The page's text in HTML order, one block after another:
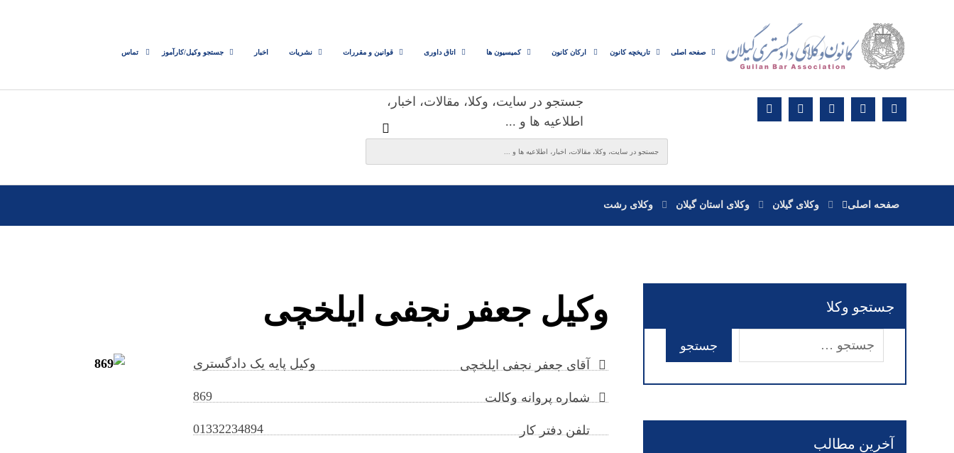
صفحه اصلی تاریخچه کانون ارکان کانون کمیسیون ها اتاق داوری قوانین و مقررات نشریات اخبار جستجو وکیل/کارآموز تماس
جستجو در سایت، وکلا، مقالات، اخبار،
اطلاعیه ها و ...
صفحه اصلی وکلای گیلان وکلای استان گیلان وکلای رشت
وکیل جعفر نجفی ایلخچی
آقای جعفر نجفی ایلخچی وکیل پایه یک دادگستری
شماره پروانه وکالت 869
تلفن دفتر کار 01332234894
جستجو وکلا
آخرین مطالب